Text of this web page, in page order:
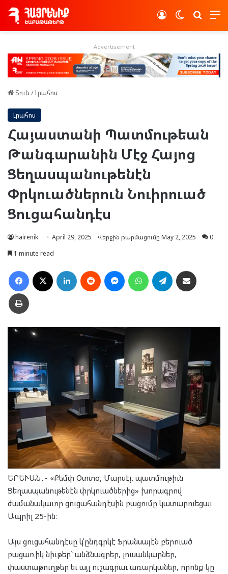
Switch skin
Log In
Advertisement
Տուն /Լրահոս
Լրահոս
Հայաստանի Պատմութեան
Թանգարանին Մէջ Հայոց
Ցեղասպանութենէն
Փրկուածներուն Նուիրուած
Ցուցահանդէս
hairenik April 29, 2025 Վերջին թարմացումը May 2, 2025
0
1 minute read
Facebook LinkedIn Reddit MessengerWhatsAppTelegram
Տպել
ԵՐԵՒԱՆ․- «Քեմփ Օտտօ, Մարսէյ. պատմութիւն
Ցեղասպանութենէն փրկուածներից» խորագրով
ժամանակաւոր ցուցահանդէսին բացումը կատարուեցաւ
Ապրիլ 25-ին։
Այս ցուցահանդէսը կ՛ընդգրկէ Ֆրանսայէն բերուած
բացառիկ նիւթեր` անձնագրեր, լուսանկարներ,
փաստաթուղթեր եւ այլ ուշագրաւ առարկաներ, որոնք կը